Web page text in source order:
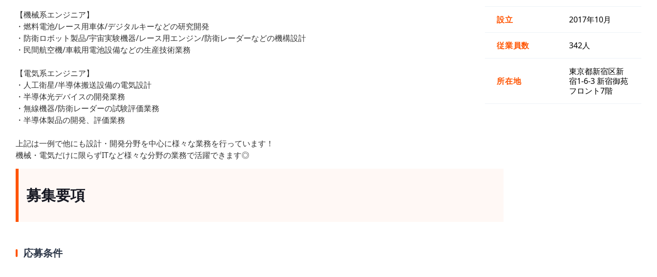
【機械系エンジニア】
・燃料電池/レース用車体/デジタルキーなどの研究開発
・防衛ロボット製品/宇宙実験機器/レース用エンジン/防衛レーダーなどの機構設計
・民間航空機/車載用電池設備などの生産技術業務
【電気系エンジニア】
・人工衛星/半導体搬送設備の電気設計
・半導体光デバイスの開発業務
・無線機器/防衛レーダーの試験評価業務
・半導体製品の開発、評価業務
上記は一例で他にも設計・開発分野を中心に様々な業務を行っています！
機械・電気だけに限らずITなど様々な分野の業務で活躍できます◎
募集要項
応募条件
設立 2017年10月
従業員数 342人
所在地
東京都新宿区新
宿1-6-3 新宿御苑
フロント7階